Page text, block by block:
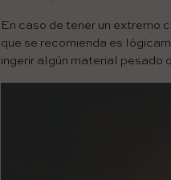
En caso de tener un extremo
que se recomienda es
ingerir algún material pesado